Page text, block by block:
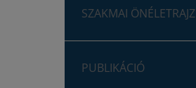
SZAKMAI ÖNÉLETRAJZ
PUBLIKÁCIÓ